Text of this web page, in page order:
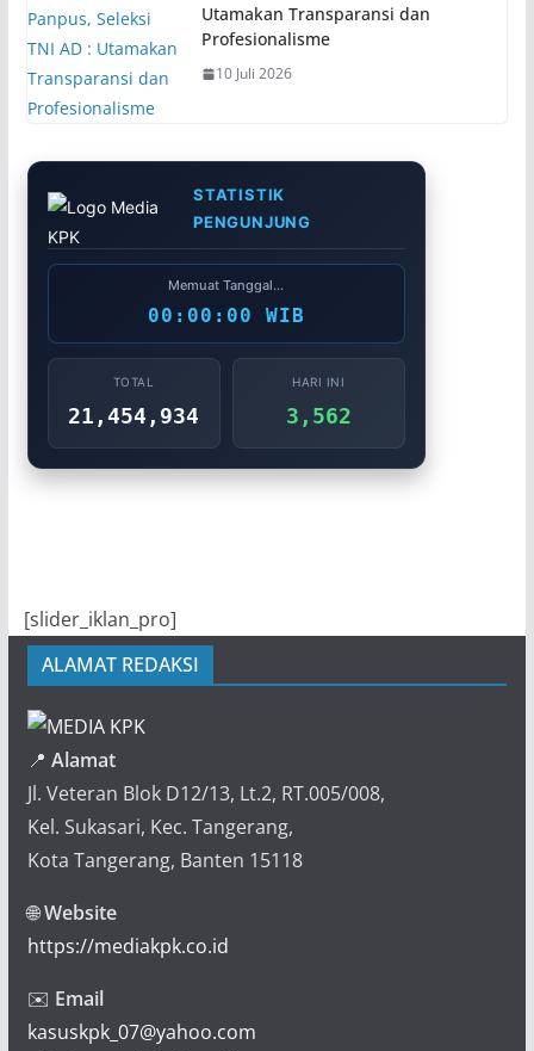
Utamakan Transparansi dan
Profesionalisme
10 Juli 2026
STATISTIK
PENGUNJUNG
Memuat Tanggal...
00:00:00 WIB
TOTAL
21,454,934
HARI INI
3,562
[slider_iklan_pro]
ALAMAT REDAKSI
📍 Alamat
Jl. Veteran Blok D12/13, Lt.2, RT.005/008,
Kel. Sukasari, Kec. Tangerang,
Kota Tangerang, Banten 15118
🌐Website
https://mediakpk.co.id
✉️ Email
kasuskpk_07@yahoo.com